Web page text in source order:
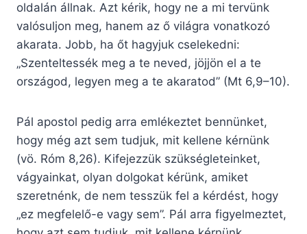
oldalán állnak. Azt kérik, hogy ne a mi tervünk
valósuljon meg, hanem az ő világra vonatkozó
akarata. Jobb, ha őt hagyjuk cselekedni:
„Szenteltessék meg a te neved, jöjjön el a te
országod, legyen meg a te akaratod” (Mt 6,9–10).
Pál apostol pedig arra emlékeztet bennünket,
hogy még azt sem tudjuk, mit kellene kérnünk
(vö. Róm 8,26). Kifejezzük szükségleteinket,
vágyainkat, olyan dolgokat kérünk, amiket
szeretnénk, de nem tesszük fel a kérdést, hogy
„ez megfelelő-e vagy sem”. Pál arra figyelmeztet,